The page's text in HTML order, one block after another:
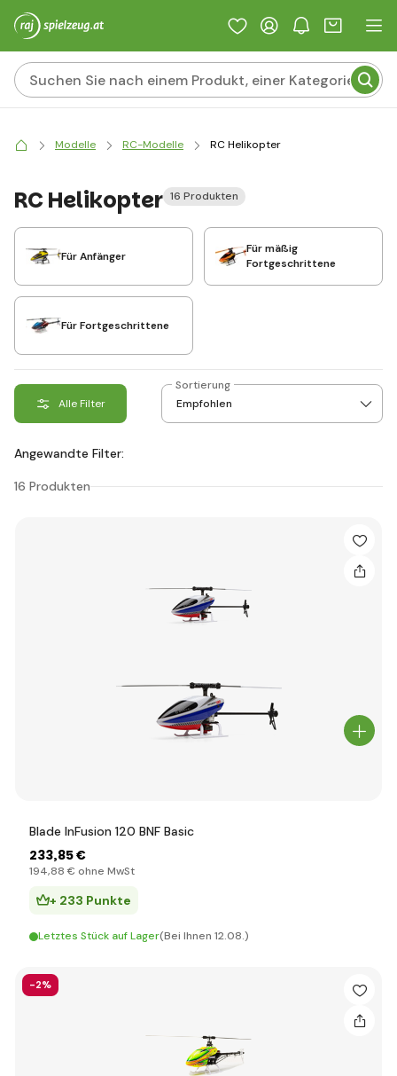
Modelle RC-Modelle RC Helikopter
RC Helikopter 16 Produkten
Für Anfänger
Für mäßig
Fortgeschrittene
Für Fortgeschrittene
Alle Filter
Sortierung
Angewandte Filter:
16 Produkten
Blade InFusion 120 BNF Basic
233,85 €
194,88 € ohne MwSt
+ 233 Punkte
Letztes Stück auf Lager(Bei Ihnen 12.08.)
-2%